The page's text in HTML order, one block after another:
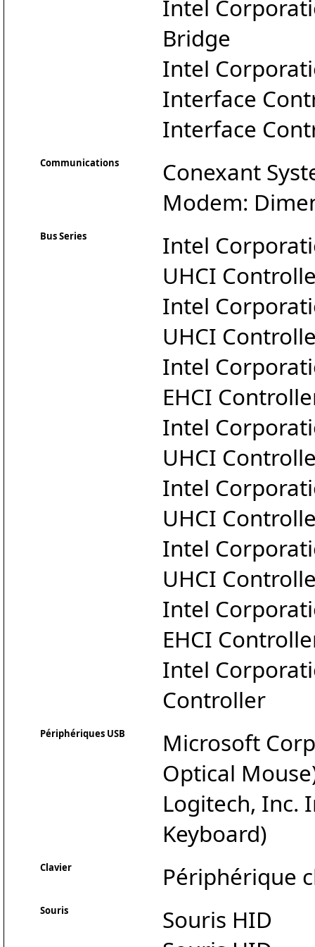
Intel
Bridge
Intel
Interface
Interface
Communications
Conexant
Modem:
Bus Series
Intel
UHCI
Intel
UHCI
Intel
EHCI
Intel
UHCI
Intel
UHCI
Intel
UHCI
Intel
EHCI
Intel
Controller
Périphériques USB
Microsoft
Optical
Logitech, Inc.
Keyboard)
Clavier Périphérique
Souris
Souris HID